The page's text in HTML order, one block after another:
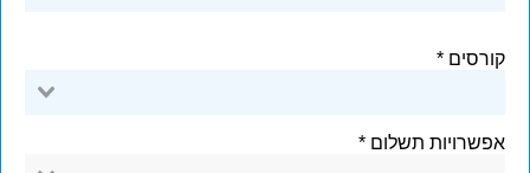
קורסים
אפשרויות תשלום